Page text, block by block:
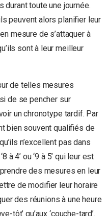
toute une journée.
peuvent alors planifier leur
mesure de s’attaquer à
sont à leur meilleur
de telles mesures
de se pencher sur
un chronotype tardif. Par
bien souvent qualifiés de
n’excellent pas dans
à 4’ ou ‘9 à 5’ qui leur est
des mesures en leur
de modifier leur horaire
des réunions à une heure
tôt’ qu’aux ‘couche-tard’.